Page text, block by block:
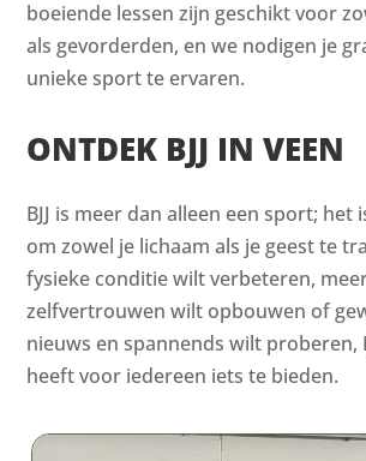
boeiende lessen zijn geschikt voor
als gevorderden, en we nodigen je
unieke sport te ervaren.
ONTDEK BJJ IN VEEN
BJJ is meer dan alleen een sport; het
om zowel je lichaam als je geest te
fysieke conditie wilt verbeteren,
zelfvertrouwen wilt opbouwen of
nieuws en spannends wilt proberen,
heeft voor iedereen iets te bieden.